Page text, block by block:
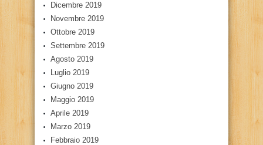
Dicembre 2019
Novembre 2019
Ottobre 2019
Settembre 2019
Agosto 2019
Luglio 2019
Giugno 2019
Maggio 2019
Aprile 2019
Marzo 2019
Febbraio 2019